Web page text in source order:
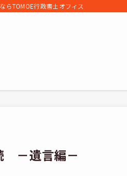
らTOMOE行政書士オフィス
－遺言編－